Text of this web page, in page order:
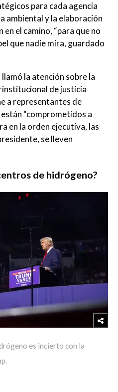
para cada agencia
ambiental y la elaboración
en el camino, “para que no
que nadie mira, guardado
la atención sobre la
de justicia
a representantes de
“comprometidos a
en la orden ejecutiva, las
se lleven
de hidrógeno?
es incierto con la